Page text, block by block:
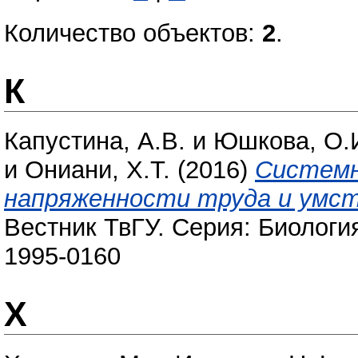
Количество объектов: 2.
К
Капустина, А.В. и Юшкова,
и Ониани, Х.Т. (2016)
напряженности труда и
Вестник ТвГУ. Серия:
1995-0160
Х